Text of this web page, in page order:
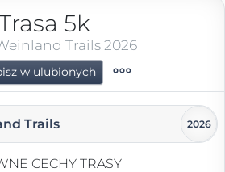
5k
Trails 2026
w ulubionych
Trails 2026
CECHY TRASY